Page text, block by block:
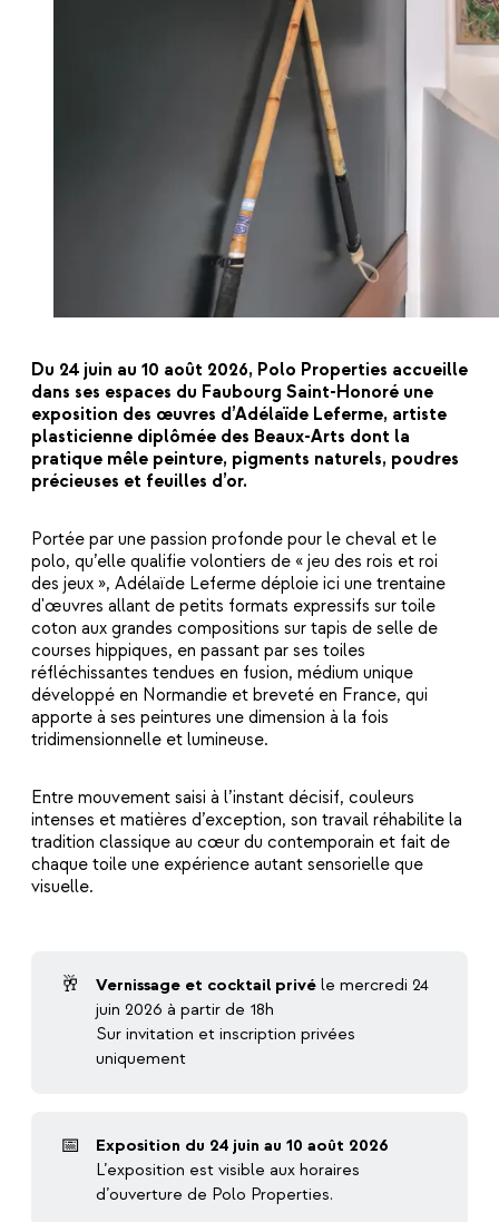
Du 24 juin au 10 août 2026, Polo Properties accueille
dans ses espaces du Faubourg Saint-Honoré une
exposition des œuvres d’Adélaïde Leferme, artiste
plasticienne diplômée des Beaux-Arts dont la
pratique mêle peinture, pigments naturels, poudres
précieuses et feuilles d’or.
Portée par une passion profonde pour le cheval et le
polo, qu’elle qualifie volontiers de « jeu des rois et roi
des jeux », Adélaïde Leferme déploie ici une trentaine
d'œuvres allant de petits formats expressifs sur toile
coton aux grandes compositions sur tapis de selle de
courses hippiques, en passant par ses toiles
réfléchissantes tendues en fusion, médium unique
développé en Normandie et breveté en France, qui
apporte à ses peintures une dimension à la fois
tridimensionnelle et lumineuse.
Entre mouvement saisi à l’instant décisif, couleurs
intenses et matières d’exception, son travail réhabilite la
tradition classique au cœur du contemporain et fait de
chaque toile une expérience autant sensorielle que
visuelle.
🥂 Vernissage et cocktail privé le mercredi 24
juin 2026 à partir de 18h
Sur invitation et inscription privées
uniquement
📅 Exposition du 24 juin au 10 août 2026
L’exposition est visible aux horaires
d’ouverture de Polo Properties.